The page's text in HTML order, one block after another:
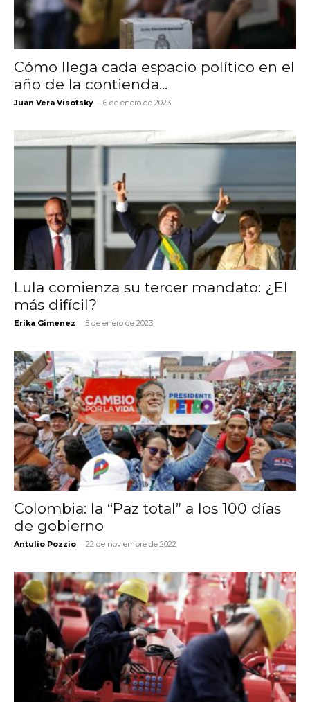
Cómo llega cada espacio político en el
año de la contienda...
Juan Vera Visotsky - 6 de enero de 2023
Lula comienza su tercer mandato: ¿El
más difícil?
Erika Gimenez - 5 de enero de 2023
Colombia: la “Paz total” a los 100 días
de gobierno
Antulio Pozzio - 22 de noviembre de 2022